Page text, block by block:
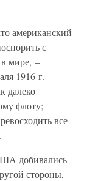
американский
с
мире, –
1916 г.
далеко
флоту;
все
добивались
стороны,